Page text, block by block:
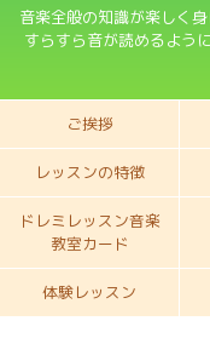
音楽全般の知識が楽しく
すらすら音が読めるよう
ご挨拶
レッスンの特徴
ドレミレッスン音楽
教室カード
体験レッスン